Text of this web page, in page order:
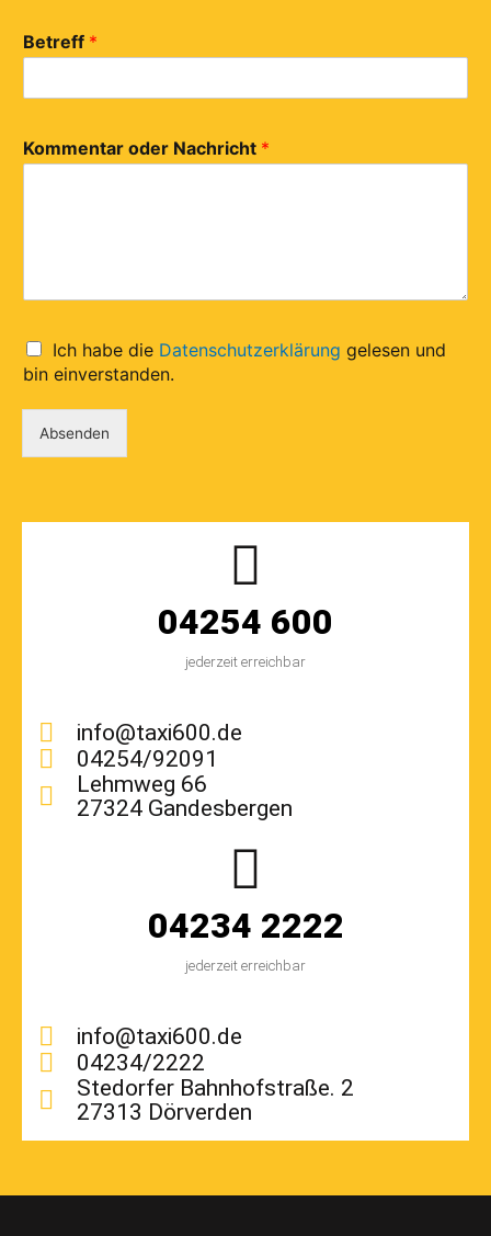
Betreff *
Kommentar oder Nachricht *
D
a
e
s
u
Ich habe die Datenschutzerklärung gelesen und
bin einverstanden.
Absenden
04254 600
jederzeit erreichbar
info@taxi600.de
04254/92091
Lehmweg 66
27324 Gandesbergen
04234 2222
jederzeit erreichbar
info@taxi600.de
04234/2222
Stedorfer Bahnhofstraße. 2
27313 Dörverden